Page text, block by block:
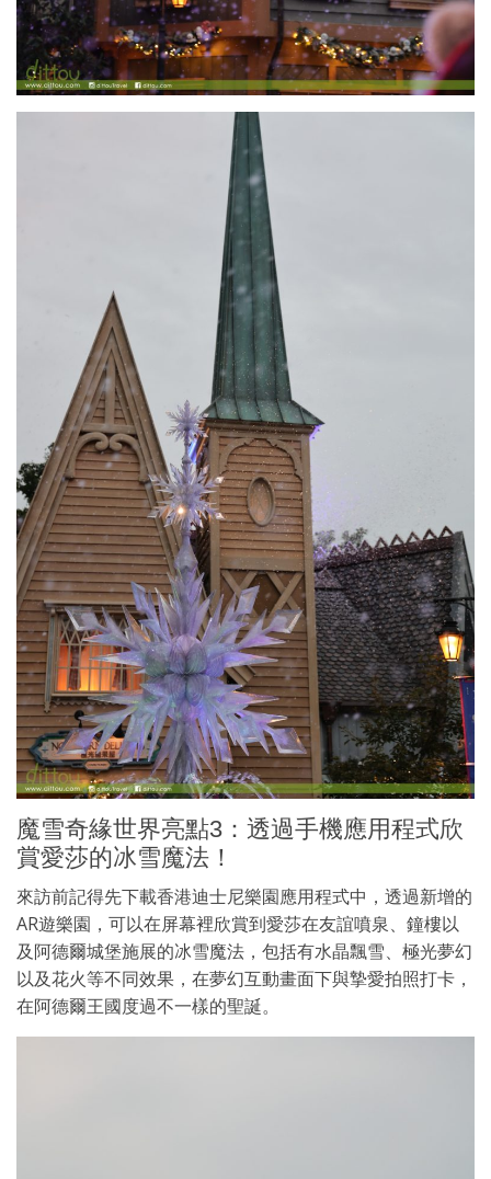
魔雪奇緣世界亮點3：透過手機應用程式欣
賞愛莎的冰雪魔法！
來訪前記得先下載香港迪士尼樂園應用程式中，透過新增的
AR遊樂園，可以在屏幕裡欣賞到愛莎在友誼噴泉、鐘樓以
及阿德爾城堡施展的冰雪魔法，包括有水晶飄雪、極光夢幻
以及花火等不同效果，在夢幻互動畫面下與摯愛拍照打卡，
在阿德爾王國度過不一樣的聖誕。